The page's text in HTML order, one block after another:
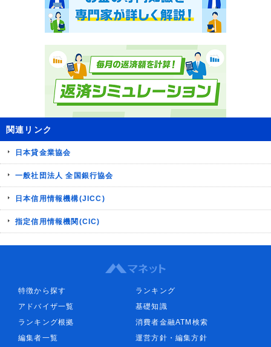
関連リンク
日本貸金業協会
一般社団法人 全国銀行協会
日本信用情報機構(JICC)
指定信用情報機関(CIC)
特徴から探す
ランキング
アドバイザ一覧
基礎知識
ランキング根拠
消費者金融ATM検索
編集者一覧
運営方針・編集方針